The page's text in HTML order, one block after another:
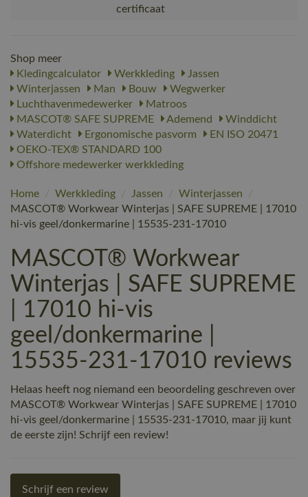
certificaat
Shop meer
Kledingcalculator
Werkkleding
Jassen
Winterjassen
Man Bouw
Wegwerker
Luchthavenmedewerker
Matroos
MASCOT® SAFE SUPREME
Ademend
Winddicht
Waterdicht
Ergonomische pasvorm
EN ISO 20471
OEKO-TEX® STANDARD 100
Offshore medewerker werkkleding
Home / Werkkleding / Jassen / Winterjassen
/
MASCOT® Workwear Winterjas | SAFE SUPREME | 17010
hi-vis geel/donkermarine | 15535-231-17010
MASCOT® Workwear
Winterjas | SAFE SUPREME
| 17010 hi-vis
geel/donkermarine |
15535-231-17010 reviews
Helaas heeft nog niemand een beoordeling geschreven over
MASCOT® Workwear Winterjas | SAFE SUPREME | 17010
hi-vis geel/donkermarine | 15535-231-17010, maar jij kunt
de eerste zijn! Schrijf een review!
Schrijf een review